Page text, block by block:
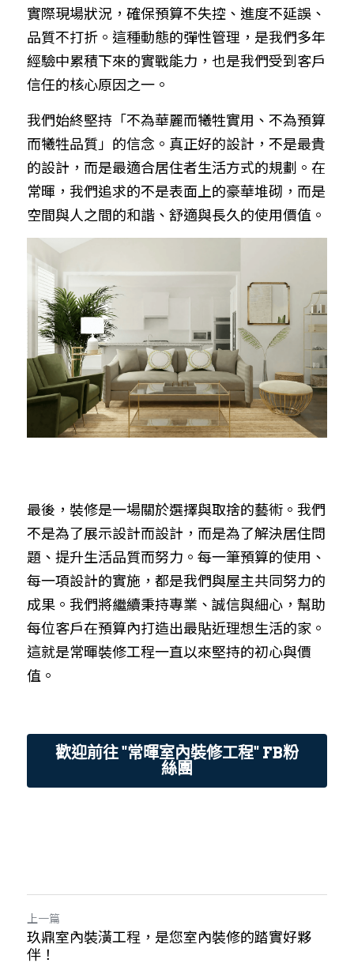
實際現場狀況，確保預算不失控、進度不延誤、
品質不打折。這種動態的彈性管理，是我們多年
經驗中累積下來的實戰能力，也是我們受到客戶
信任的核心原因之一。
我們始終堅持「不為華麗而犧牲實用、不為預算
而犧牲品質」的信念。真正好的設計，不是最貴
的設計，而是最適合居住者生活方式的規劃。在
常暉，我們追求的不是表面上的豪華堆砌，而是
空間與人之間的和諧、舒適與長久的使用價值。
最後，裝修是一場關於選擇與取捨的藝術。我們
不是為了展示設計而設計，而是為了解決居住問
題、提升生活品質而努力。每一筆預算的使用、
每一項設計的實施，都是我們與屋主共同努力的
成果。我們將繼續秉持專業、誠信與細心，幫助
每位客戶在預算內打造出最貼近理想生活的家。
這就是常暉裝修工程一直以來堅持的初心與價
值。
歡迎前往 "常暉室內裝修工程" FB粉
絲團
上一篇
玖鼎室內裝潢工程，是您室內裝修的踏實好夥
伴！